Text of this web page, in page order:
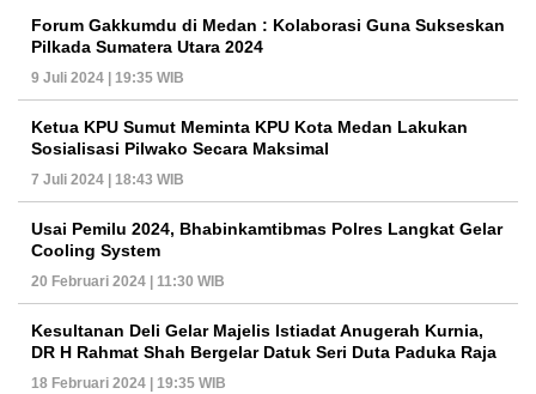
Forum Gakkumdu di Medan : Kolaborasi Guna Sukseskan
Pilkada Sumatera Utara 2024
9 Juli 2024 | 19:35 WIB
Ketua KPU Sumut Meminta KPU Kota Medan Lakukan
Sosialisasi Pilwako Secara Maksimal
7 Juli 2024 | 18:43 WIB
Usai Pemilu 2024, Bhabinkamtibmas Polres Langkat Gelar
Cooling System
20 Februari 2024 | 11:30 WIB
Kesultanan Deli Gelar Majelis Istiadat Anugerah Kurnia,
DR H Rahmat Shah Bergelar Datuk Seri Duta Paduka Raja
18 Februari 2024 | 19:35 WIB